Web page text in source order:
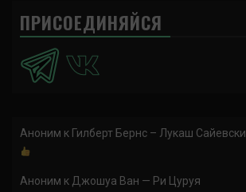
ПРИСОЕДИНЯЙСЯ
Аноним к Гилберт Бернс – Лукаш Сайевски
Аноним к Джошуа Ван — Ри Цуруя